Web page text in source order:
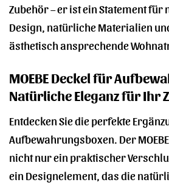
Zubehör – er ist ein Statement für
Design, natürliche Materialien
ästhetisch ansprechende
MOEBE Deckel für
Natürliche Eleganz für Ihr
Entdecken Sie die perfekte
Aufbewahrungsboxen. Der
nicht nur ein praktischer
ein Designelement, das die